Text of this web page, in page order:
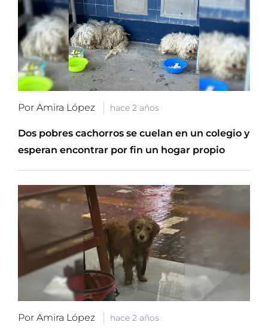
Por Amira López hace 2 años
Dos pobres cachorros se cuelan en un colegio y
esperan encontrar por fin un hogar propio
Por Amira López hace 2 años